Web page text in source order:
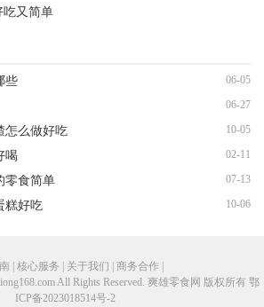
吃又简单
些 06-05
06-27
怎么做好吃 10-05
喝 02-11
零食简单 07-13
糕好吃 10-06
| 核心服务 | 关于我们 | 商务合作 |
All Rights Reserved. 爽雄零食网 版权所有 鄂
ICP备2023018514号-2